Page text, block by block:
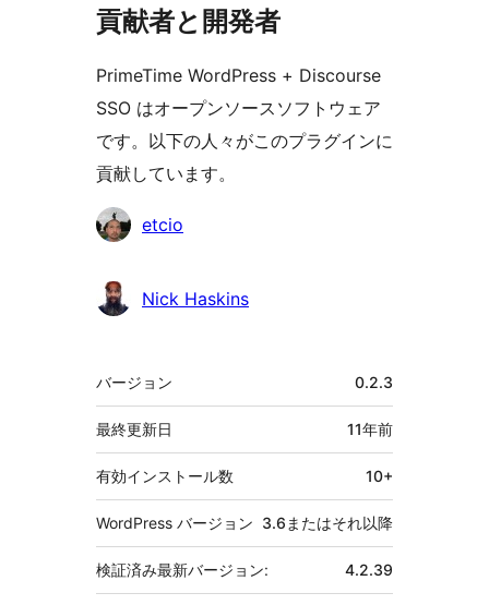
貢献者と開発者
PrimeTime WordPress + Discourse
SSO はオープンソースソフトウェア
です。以下の人々がこのプラグインに
貢献しています。
貢
者
etcio
Nick Haskins
メ
タ
バージョン 0.2.3
最終更新日 11年前
有効インストール数 10+
WordPress バージョン 3.6またはそれ以降
検証済み最新バージョン: 4.2.39